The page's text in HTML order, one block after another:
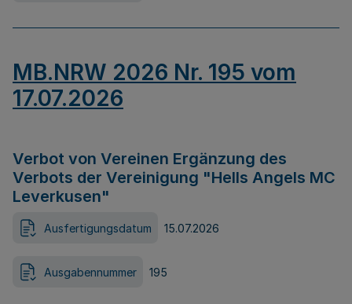
MB.NRW 2026 Nr. 195 vom
17.07.2026
Verbot von Vereinen Ergänzung des
Verbots der Vereinigung "Hells Angels MC
Leverkusen"
Ausfertigungsdatum 15.07.2026
Ausgabennummer 195